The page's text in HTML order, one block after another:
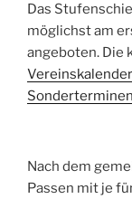
Das
möglichst am
angeboten. Die
Vereinskalender
Sonderterminen
Nach dem
Passen mit je